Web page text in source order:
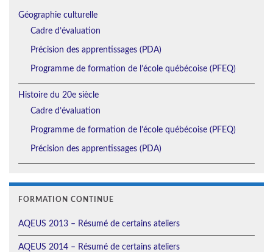
Géographie culturelle
Cadre d’évaluation
Précision des apprentissages (PDA)
Programme de formation de l’école québécoise (PFEQ)
Histoire du 20e siècle
Cadre d’évaluation
Programme de formation de l’école québécoise (PFEQ)
Précision des apprentissages (PDA)
FORMATION CONTINUE
AQEUS 2013 – Résumé de certains ateliers
AQEUS 2014 – Résumé de certains ateliers